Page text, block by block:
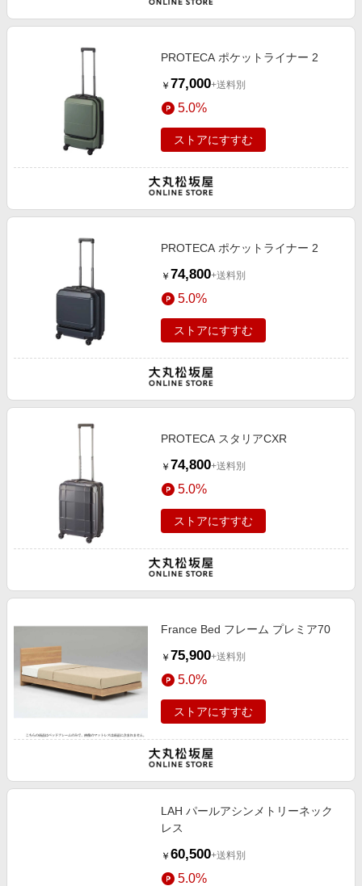
PROTECA ポケットライナー 2
￥ 77,000+送料別
5.0%
ストアにすすむ
PROTECA ポケットライナー 2
￥ 74,800+送料別
5.0%
ストアにすすむ
PROTECA スタリアCXR
￥ 74,800+送料別
5.0%
ストアにすすむ
France Bed フレーム プレミア70
￥ 75,900+送料別
5.0%
ストアにすすむ
LAH パールアシンメトリーネック
レス
￥ 60,500+送料別
5.0%